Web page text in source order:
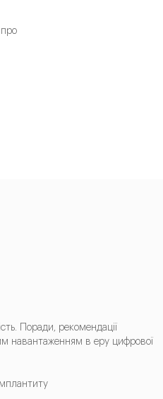
Поради, рекомендації
навантаженням в еру цифрової